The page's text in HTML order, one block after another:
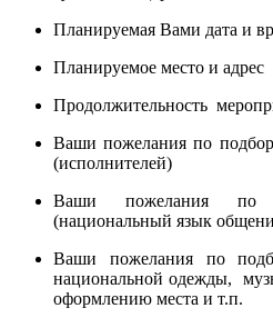
Планируемая Вами дата и
Планируемое место и адрес
Продолжительность
Ваши пожелания по
(исполнителей)
Ваши пожелания по
(национальный язык
Ваши пожелания по
национальной одежды,
оформлению места и т.п.